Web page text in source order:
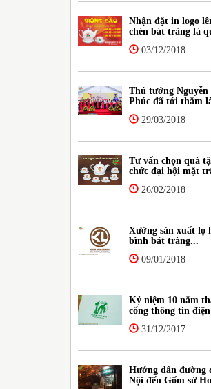
Nhận đặt in logo
chén bát tràng là
03/12/2018
Thủ tướng Nguyễn
Phúc đã tới thăm
29/03/2018
Tư vấn chọn quà
chức đại hội mặt
26/02/2018
Xưởng sản xuất lọ
bình bát tràng...
09/01/2018
Kỷ niệm 10 năm
cổng thông tin
31/12/2017
Hướng dẫn đường
Nội đến Gốm sứ